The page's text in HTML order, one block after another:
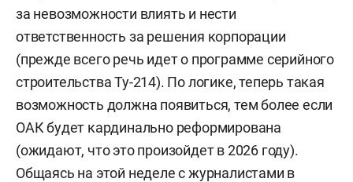
за невозможности влиять и нести
ответственность за решения корпорации
(прежде всего речь идет о программе серийного
строительства Ту-214). По логике, теперь такая
возможность должна появиться, тем более если
ОАК будет кардинально реформирована
(ожидают, что это произойдет в 2026 году).
Общаясь на этой неделе с журналистами в